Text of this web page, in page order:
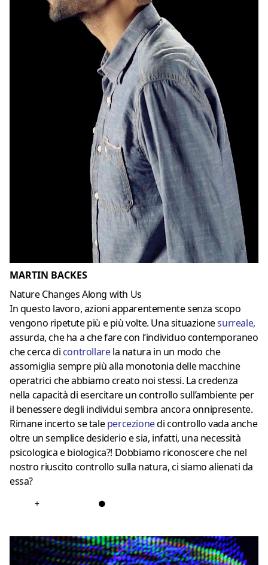
MARTIN BACKES
Nature Changes Along with Us
In questo lavoro, azioni apparentemente senza scopo
vengono ripetute più e più volte. Una situazionesurreale,
assurda, che ha a che fare con l’individuo contemporaneo
che cerca di controllarela natura in un modo che
assomiglia sempre più alla monotonia delle macchine
operatrici che abbiamo creato noi stessi. La credenza
nella capacità di esercitare un controllo sull’ambiente per
il benessere degli individui sembra ancora onnipresente.
Rimane incerto se talepercezionedi controllo vada anche
oltre un semplice desiderio e sia, infatti, una necessità
psicologica e biologica?! Dobbiamo riconoscere che nel
nostro riuscito controllo sulla natura, ci siamo alienati da
essa?
+ ●